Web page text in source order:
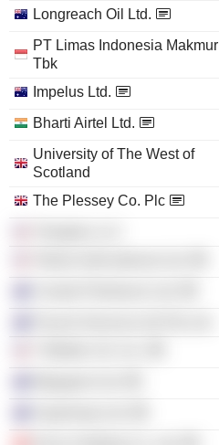
Longreach Oil Ltd.
PT Limas Indonesia Makmur
Tbk
Impelus Ltd.
Bharti Airtel Ltd.
University of The West of
Scotland
The Plessey Co. Plc